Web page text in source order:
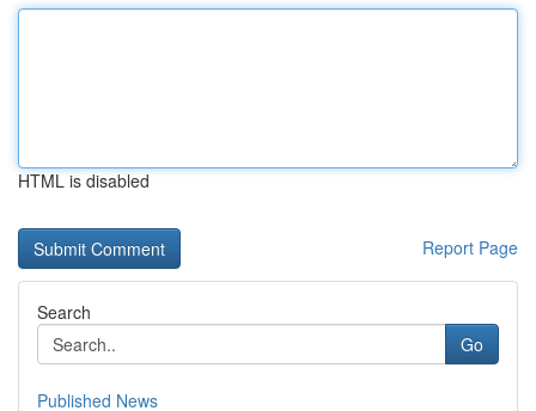
HTML is disabled
Report Page
Search
Go
Published News